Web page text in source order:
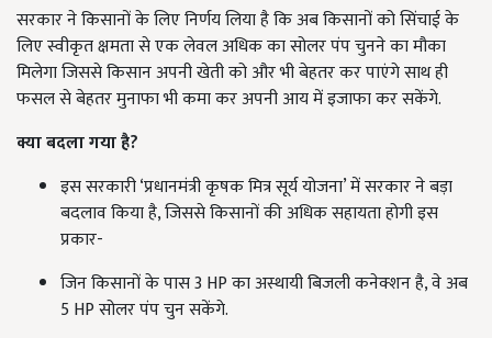
सरकार ने किसानों के लिए निर्णय लिया है कि अब किसानों को सिंचाई के
लिए स्वीकृत क्षमता से एक लेवल अधिक का सोलर पंप चुनने का मौका
मिलेगा जिससे किसान अपनी खेती को और भी बेहतर कर पाएंगे साथ ही
फसल से बेहतर मुनाफा भी कमा कर अपनी आय में इजाफा कर सकेंगे.
क्याबदलागयाहै?
इस सरकारी ‘प्रधानमंत्री कृषक मित्र सूर्य योजना’ में सरकार ने बड़ा
बदलाव किया है, जिससे किसानों की अधिक सहायता होगी इस
प्रकार-
जिन किसानों के पास 3 HP का अस्थायी बिजली कनेक्शन है, वे अब
5 HP सोलर पंप चुन सकेंगे.